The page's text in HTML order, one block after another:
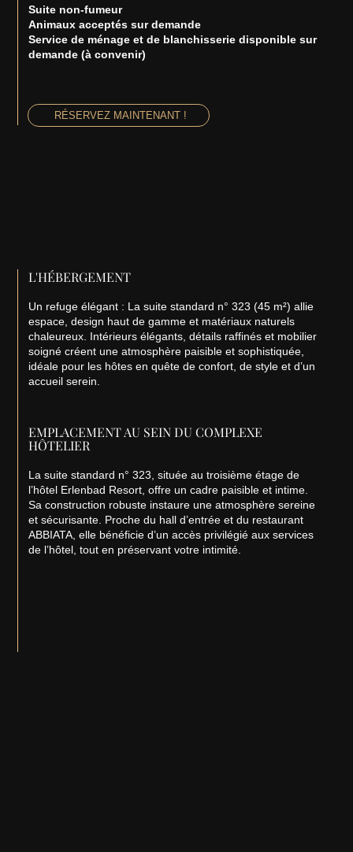
Suite non-fumeur
Animaux acceptés sur demande
Service de ménage et de blanchisserie disponible sur
demande (à convenir)
RÉSERVEZ MAINTENANT !
L'HÉBERGEMENT
Un refuge élégant : La suite standard n° 323 (45 m²) allie
espace, design haut de gamme et matériaux naturels
chaleureux. Intérieurs élégants, détails raffinés et mobilier
soigné créent une atmosphère paisible et sophistiquée,
idéale pour les hôtes en quête de confort, de style et d’un
accueil serein.
EMPLACEMENT AU SEIN DU COMPLEXE
HÔTELIER
La suite standard n° 323, située au troisième étage de
l’hôtel Erlenbad Resort, offre un cadre paisible et intime.
Sa construction robuste instaure une atmosphère sereine
et sécurisante. Proche du hall d’entrée et du restaurant
ABBIATA, elle bénéficie d’un accès privilégié aux services
de l’hôtel, tout en préservant votre intimité.